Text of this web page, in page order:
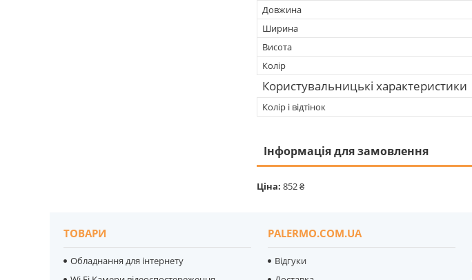
Довжина
Ширина
Висота
Колір
Користувальницькі характеристики
Колір і відтінок
Інформація для замовлення
Ціна: 852 ₴
ТОВАРИ
Обладнання для інтернету
PALERMO.COM.UA
Відгуки